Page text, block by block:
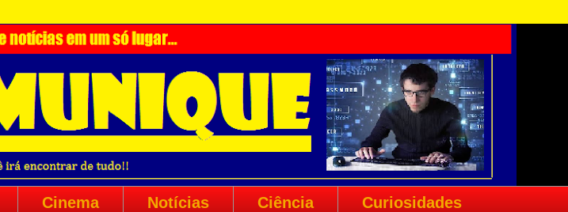
Cinema Notícias Ciência
Curiosidades